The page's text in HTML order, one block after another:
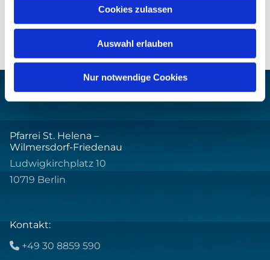
Cookies zulassen
Auswahl erlauben
Nur notwendige Cookies
Pfarrei St. Helena –
Wilmersdorf-Friedenau
Ludwigkirchplatz 10
10719 Berlin
Kontakt:
 +49 30 8859 590